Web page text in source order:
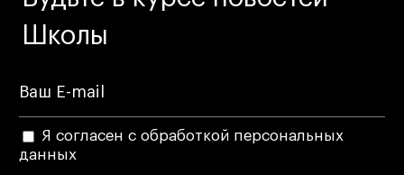
Школы
Я согласен с обработкой персональных
данных